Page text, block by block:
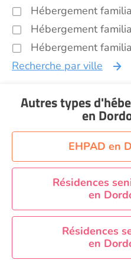
Hébergement
Hébergement
Hébergement
Recherche par ville
Autres types
en
EHPAD en
Résidences
en
Résidences
en